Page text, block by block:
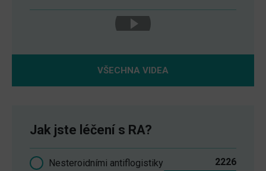
VŠECHNA VIDEA
Jak jste léčení s RA?
Nesteroidními antiflogistiky 2226